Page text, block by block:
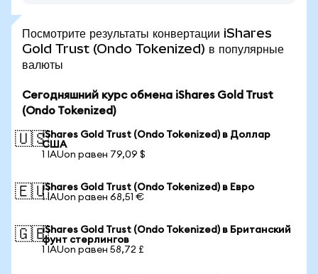
Посмотрите результаты конвертации iShares
Gold Trust (Ondo Tokenized) в популярные
валюты
Сегодняшний курс обмена iShares Gold Trust
(Ondo Tokenized)
🇺🇸iShares Gold Trust (Ondo Tokenized) в Доллар
США
1 IAUon равен 79,09 $
🇪🇺iShares Gold Trust (Ondo Tokenized) в Евро
1 IAUon равен 68,51 €
🇬🇧iShares Gold Trust (Ondo Tokenized) в Британский
фунт стерлингов
1 IAUon равен 58,72 £